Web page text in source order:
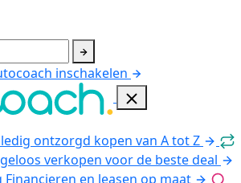
inschakelen
ontzorgd kopen van A tot Z
verkopen voor de beste deal
Financieren en leasen op maat